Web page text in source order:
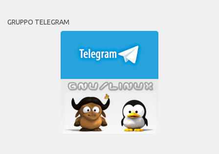
GRUPPO TELEGRAM